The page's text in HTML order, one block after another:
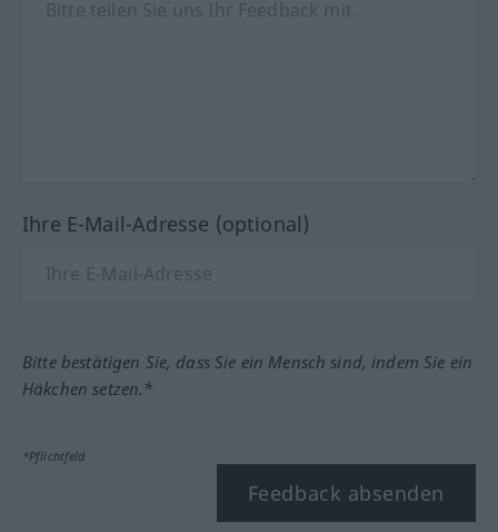
Ihre E-Mail-Adresse (optional)
Bitte bestätigen Sie, dass Sie ein Mensch sind, indem Sie ein
Häkchen setzen.*
*Pflichtfeld
Feedback absenden